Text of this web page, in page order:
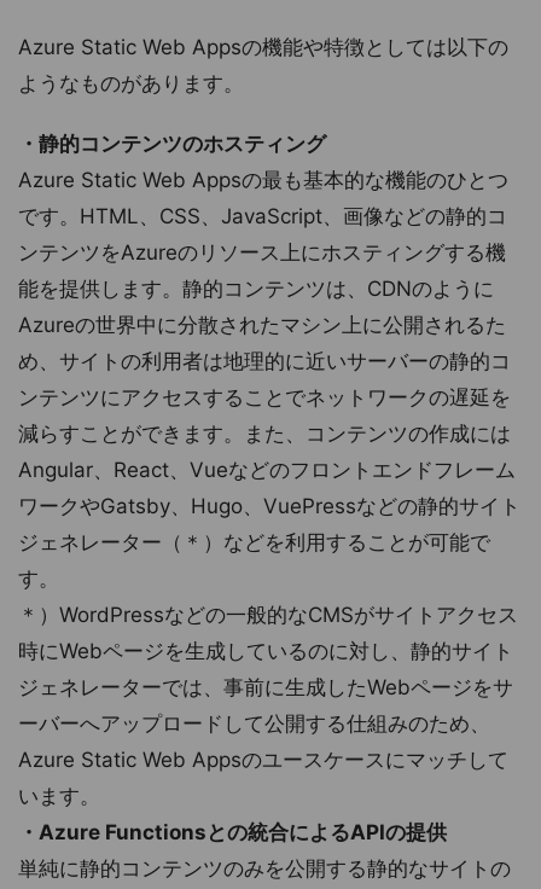
Azure Static Web Appsの機能や特徴としては以下の
ようなものがあります。
・静的コンテンツのホスティング
Azure Static Web Appsの最も基本的な機能のひとつ
です。HTML、CSS、JavaScript、画像などの静的コ
ンテンツをAzureのリソース上にホスティングする機
能を提供します。静的コンテンツは、CDNのように
Azureの世界中に分散されたマシン上に公開されるた
め、サイトの利用者は地理的に近いサーバーの静的コ
ンテンツにアクセスすることでネットワークの遅延を
減らすことができます。また、コンテンツの作成には
Angular、React、Vueなどのフロントエンドフレーム
ワークやGatsby、Hugo、VuePressなどの静的サイト
ジェネレーター（＊）などを利用することが可能で
す。
＊）WordPressなどの一般的なCMSがサイトアクセス
時にWebページを生成しているのに対し、静的サイト
ジェネレーターでは、事前に生成したWebページをサ
ーバーへアップロードして公開する仕組みのため、
Azure Static Web Appsのユースケースにマッチして
います。
・Azure Functionsとの統合によるAPIの提供
単純に静的コンテンツのみを公開する静的なサイトの